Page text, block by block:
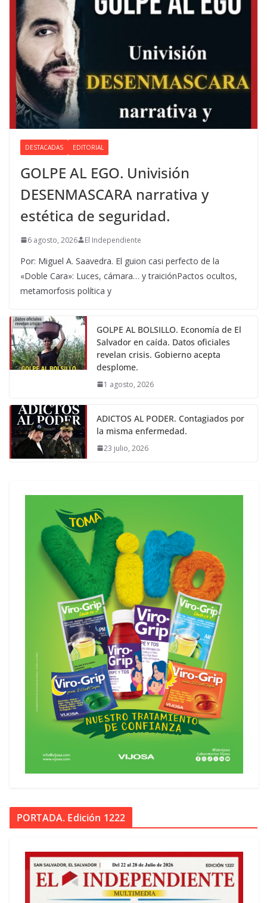
DESTACADAS EDITORIAL
GOLPE AL EGO. Univisión
DESENMASCARA narrativa y
estética de seguridad.
6 agosto, 2026 El Independiente
Por: Miguel A. Saavedra. El guion casi perfecto de la
«Doble Cara»: Luces, cámara… y traiciónPactos ocultos,
metamorfosis política y
GOLPE AL BOLSILLO. Economía de El
Salvador en caída. Datos oficiales
revelan crisis. Gobierno acepta
desplome.
1 agosto, 2026
ADICTOS AL PODER. Contagiados por
la misma enfermedad.
23 julio, 2026
PORTADA. Edición 1222